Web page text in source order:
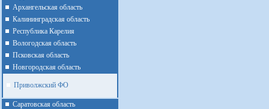
Архангельская область
Калининградская область
Республика Карелия
Вологодская область
Псковская область
Новгородская область
Приволжский ФО
Cаратовская область